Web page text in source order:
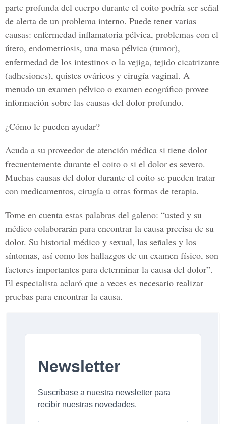
parte profunda del cuerpo durante el coito podría ser señal
de alerta de un problema interno. Puede tener varias
causas: enfermedad inflamatoria pélvica, problemas con el
útero, endometriosis, una masa pélvica (tumor),
enfermedad de los intestinos o la vejiga, tejido cicatrizante
(adhesiones), quistes ováricos y cirugía vaginal. A
menudo un examen pélvico o examen ecográfico provee
información sobre las causas del dolor profundo.
¿Cómo le pueden ayudar?
Acuda a su proveedor de atención médica si tiene dolor
frecuentemente durante el coito o si el dolor es severo.
Muchas causas del dolor durante el coito se pueden tratar
con medicamentos, cirugía u otras formas de terapia.
Tome en cuenta estas palabras del galeno: “usted y su
médico colaborarán para encontrar la causa precisa de su
dolor. Su historial médico y sexual, las señales y los
síntomas, así como los hallazgos de un examen físico, son
factores importantes para determinar la causa del dolor”.
El especialista aclaró que a veces es necesario realizar
pruebas para encontrar la causa.